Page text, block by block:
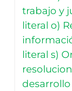
trabajo y
literal o)
literal s)
desarrollo